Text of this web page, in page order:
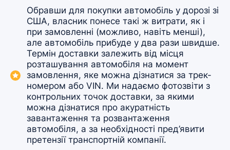
Обравши для покупки автомобіль у дорозі зі
США, власник понесе такі ж витрати, як і
при замовленні (можливо, навіть менші),
але автомобіль прибуде у два рази швидше.
Термін доставки залежить від місця
розташування автомобіля на момент
замовлення, яке можна дізнатися за трек-
номером або VIN. Ми надаємо фотозвіти з
контрольних точок доставки, за якими
можна дізнатися про акуратність
завантаження та розвантаження
автомобіля, а за необхідності пред’явити
претензії транспортній компанії.